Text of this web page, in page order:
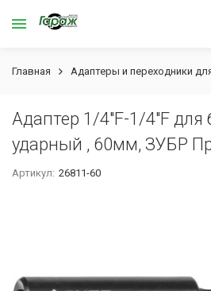
Главная Адаптеры и переходники
Адаптер 1/4"F-1/4"F для
ударный , 60мм, ЗУБР
Артикул: 26811-60